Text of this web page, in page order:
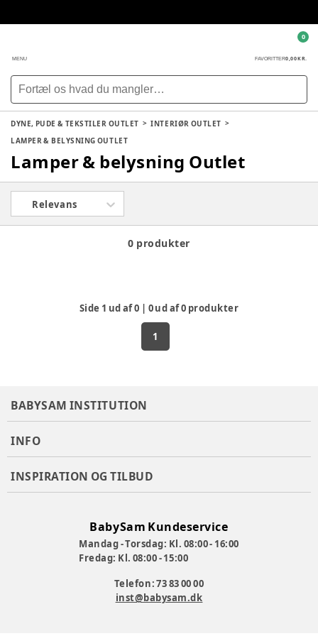
MENU FAVORITTER0,00 KR.
0
DYNE, PUDE & TEKSTILER OUTLET
INTERIØR OUTLET
LAMPER & BELYSNING OUTLET
Lamper & belysning Outlet
Relevans
0 produkter
Side 1 ud af0 0ud af0 produkter
1
BABYSAM INSTITUTION
INFO
INSPIRATION OG TILBUD
BabySam Kundeservice
Mandag - Torsdag: Kl. 08:00 - 16:00
Fredag: Kl. 08:00 - 15:00
Telefon: 73 83 00 00
inst@babysam.dk